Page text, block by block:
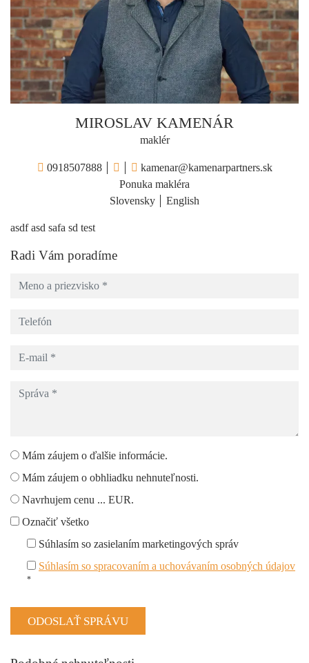
MIROSLAV KAMENÁR
maklér
0918507888
kamenar@kamenarpartners.sk
Ponuka makléra
Slovensky
English
asdf asd safa sd test
Radi Vám poradíme
Mám záujem o ďalšie informácie.
Mám záujem o obhliadku nehnuteľnosti.
Navrhujem cenu ... EUR.
Označiť všetko
Súhlasím so zasielaním marketingových správ
Súhlasím so spracovaním a uchovávaním osobných údajov
*